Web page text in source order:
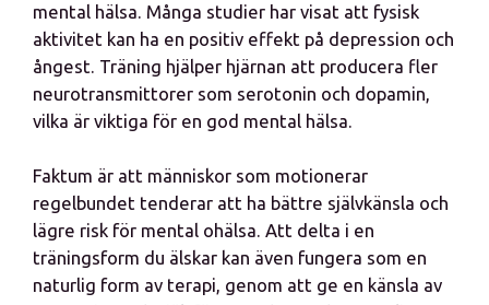
mental hälsa. Många studier har visat att fysisk
aktivitet kan ha en positiv effekt på depression och
ångest. Träning hjälper hjärnan att producera fler
neurotransmittorer som serotonin och dopamin,
vilka är viktiga för en god mental hälsa.
Faktum är att människor som motionerar
regelbundet tenderar att ha bättre självkänsla och
lägre risk för mental ohälsa. Att delta i en
träningsform du älskar kan även fungera som en
naturlig form av terapi, genom att ge en känsla av